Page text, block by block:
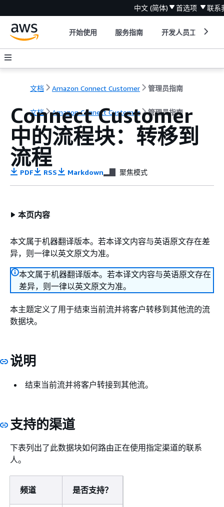
中文 (简体) 首选项 联系
开始使用 服务指南 开发人员工具
文档 Amazon Connect Customer 管理员指南
文档 Amazon Connect Customer 管理员指南
Connect Customer
中的流程块：转移到
流程
PDF RSS Markdown 聚焦模式
本页内容
本文属于机器翻译版本。若本译文内容与英语原文存在差
异，则一律以英文原文为准。
本文属于机器翻译版本。若本译文内容与英语原文存在
差异，则一律以英文原文为准。
本主题定义了用于结束当前流并将客户转移到其他流的流
数据块。
说明
结束当前流并将客户转接到其他流。
支持的渠道
下表列出了此数据块如何路由正在使用指定渠道的联系
人。
频道 是否支持？